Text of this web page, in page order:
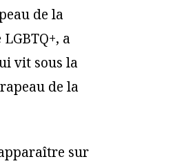
de la
a
vit sous la
de la
sur